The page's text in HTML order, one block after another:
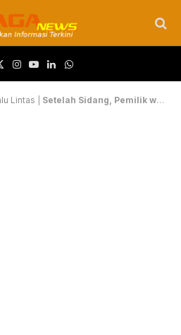
(Twitter)
Instagram
YouTube
LinkedInWhatsApp
Lintas Setelah Sidang, Pemilik wajib Lengkapi Komponen Kendaraan